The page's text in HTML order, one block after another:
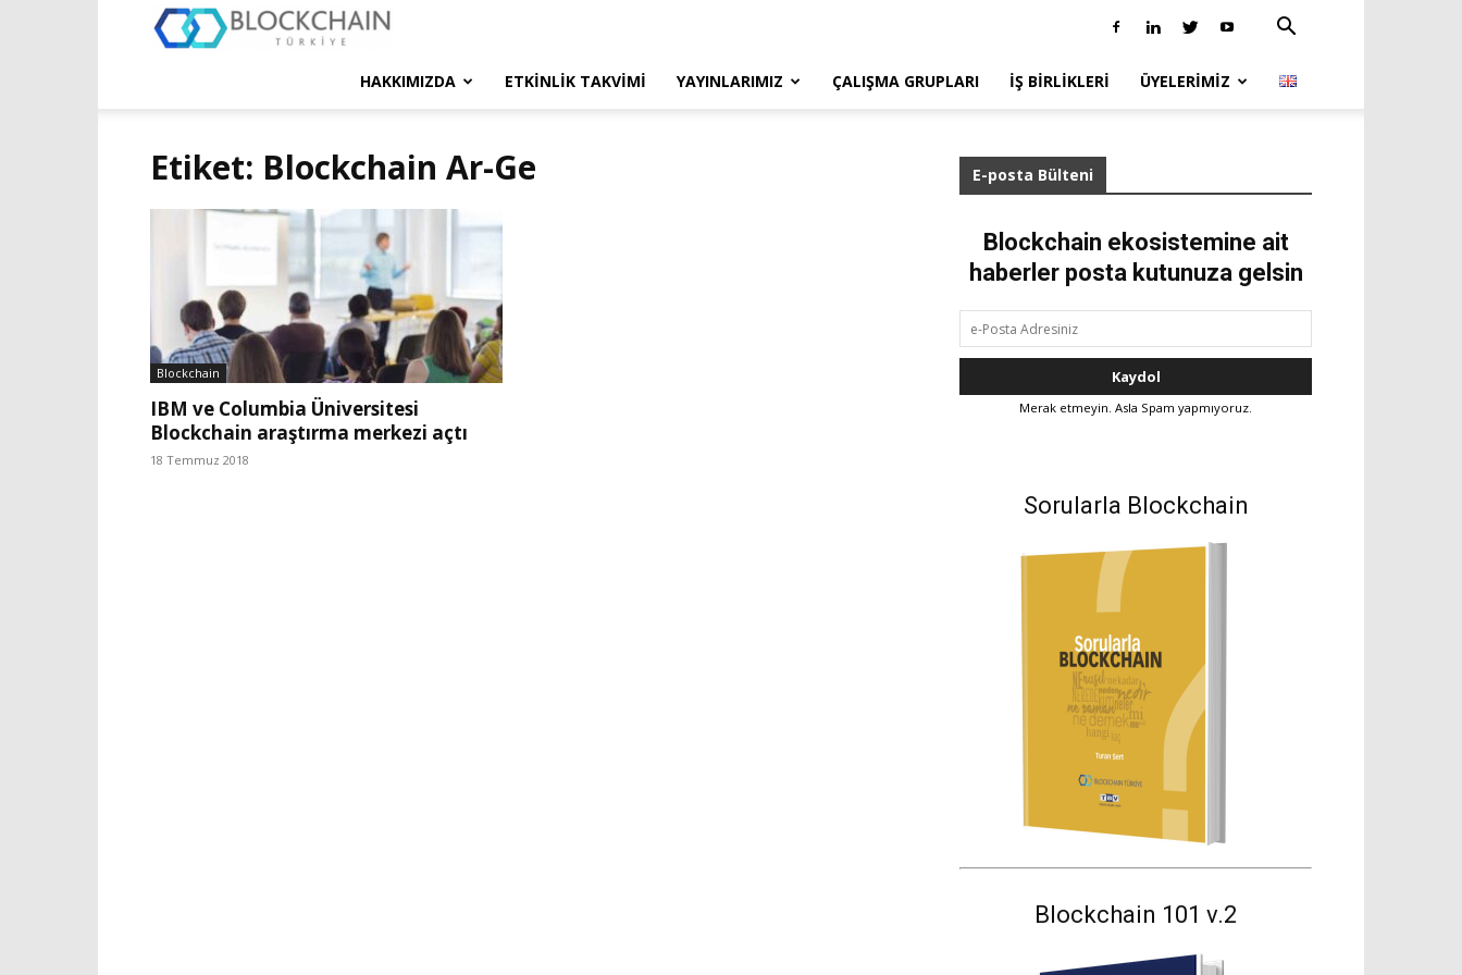
Türkiye
HAKKIMIZDA ETKINLIK TAKVIMI YAYINLARIMIZ ÇALIŞMA GRUPLARI İŞ BIRLIKLERI ÜYELERIMIZ
Etiket: Blockchain Ar-Ge
Blockchain
IBM ve Columbia Üniversitesi
Blockchain araştırma merkezi açtı
18 Temmuz 2018
E-posta Bülteni
Blockchain ekosistemine ait
haberler posta kutunuza gelsin
Merak etmeyin. Asla Spam yapmıyoruz.
Sorularla Blockchain
Blockchain 101 v.2